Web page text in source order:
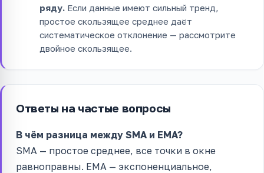
ряду. Если данные имеют сильный тренд,
простое скользящее среднее даёт
систематическое отклонение — рассмотрите
двойное скользящее.
Ответы на частые вопросы
В чём разница между SMA и EMA?
SMA — простое среднее, все точки в окне
равноправны. EMA — экспоненциальное,